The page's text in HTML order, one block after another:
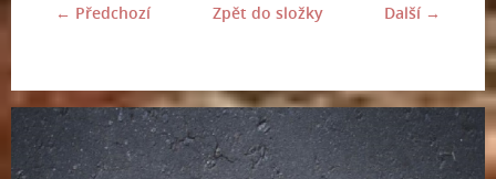
← Předchozí Další →
Zpět do složky